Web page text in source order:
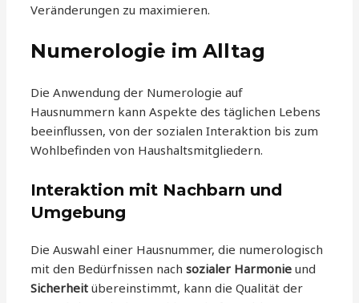
Veränderungen zu maximieren.
Numerologie im Alltag
Die Anwendung der Numerologie auf
Hausnummern kann Aspekte des täglichen Lebens
beeinflussen, von der sozialen Interaktion bis zum
Wohlbefinden von Haushaltsmitgliedern.
Interaktion mit Nachbarn und
Umgebung
Die Auswahl einer Hausnummer, die numerologisch
mit den Bedürfnissen nachsozialer Harmonie und
Sicherheit übereinstimmt, kann die Qualität der